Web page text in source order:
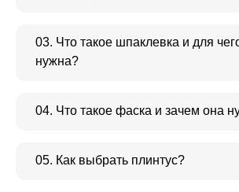
03. Что такое шпаклевка и для
нужна?
04. Что такое фаска и зачем она
05. Как выбрать плинтус?